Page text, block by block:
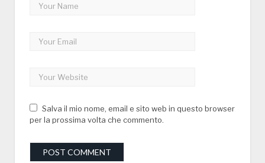
Salva il mio nome, email e sito web in questo browser
per la prossima volta che commento.